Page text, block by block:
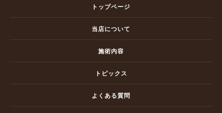
トップページ
当店について
施術内容
トピックス
よくある質問